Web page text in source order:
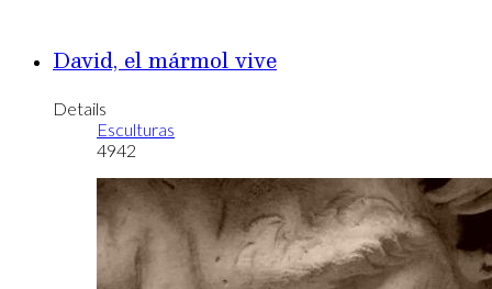
David, el mármol vive
Details
Esculturas
4942